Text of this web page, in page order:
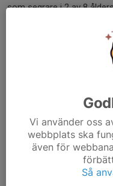
som segrare i 2 av 8
Micke: Första gången för
året som heltidsproffs.
andra året… Men nu blir
ta det lugnt någon dag
Tidigare nyheter
Vi använder oss
webbplats ska
även för
Så